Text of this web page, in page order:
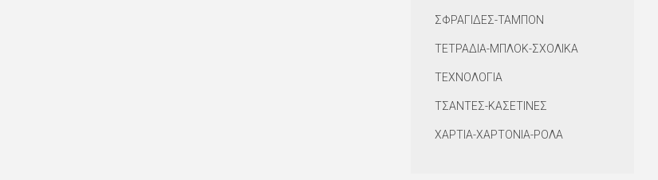
ΣΦΡΑΓΙΔΕΣ-ΤΑΜΠΟΝ
ΤΕΤΡΑΔΙΑ-ΜΠΛΟΚ-ΣΧΟΛΙΚΑ
ΤΕΧΝΟΛΟΓΙΑ
ΤΣΑΝΤΕΣ-ΚΑΣΕΤΙΝΕΣ
ΧΑΡΤΙΑ-ΧΑΡΤΟΝΙΑ-ΡΟΛΑ